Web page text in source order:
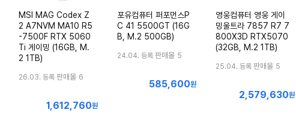
MSI MAG Codex Z
2 A7NVM MA10 R5
-7500F RTX 5060
Ti 게이밍 (16GB, M.
2 1TB)
26.03. 등록 판매몰 6
최1,612,760원
포유컴퓨터 퍼포먼스P
C 41 5500GT (16G
B, M.2 500GB)
24.04. 등록 판매몰 5
최
585,600원
영웅컴퓨터 영웅 게이
밍울트라 7857 R7 7
800X3D RTX5070
(32GB, M.2 1TB)
25.04. 등록 판매몰 5
최
2,579,630원